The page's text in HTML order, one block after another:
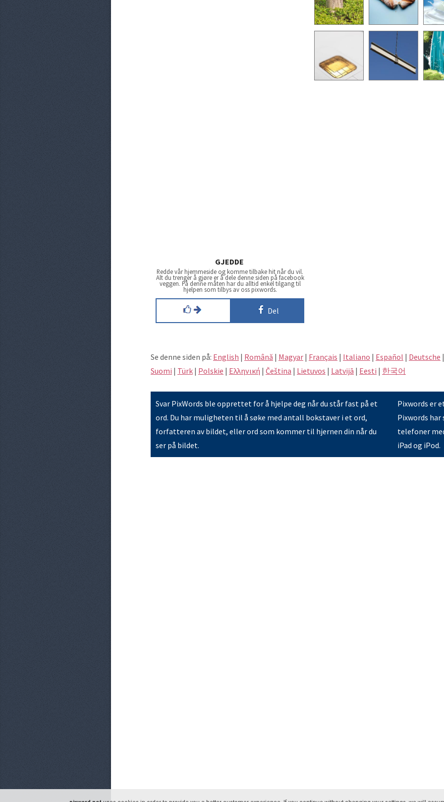
GJEDDE
Redde vår hjemmeside og komme tilbake hit når du vil.
Alt du trenger å gjøre er å dele denne siden på facebook
veggen. På denne måten har du alltid enkel tilgang til
hjelpen som tilbys av oss pixwords.
Del
Se denne siden på: English | Română | Magyar | Français | Italiano | Español | Deutsche |
Suomi | Türk | Polskie | Eλληνική | Čeština | Lietuvos | Latvijā | Eesti | 한국어
Svar PixWords ble opprettet for å hjelpe deg når du står fast på et
ord. Du har muligheten til å søke med antall bokstaver i et ord,
forfatteren av bildet, eller ord som kommer til hjernen din når du
ser på bildet.
Pixwords er
Pixwords
telefoner
iPad og iPod.